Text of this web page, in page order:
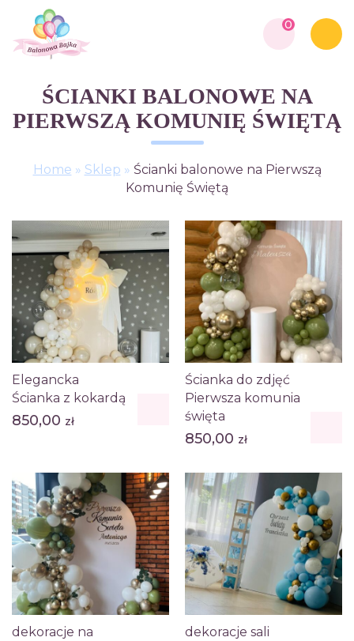
0
ŚCIANKI BALONOWE NA
PIERWSZĄ KOMUNIĘ ŚWIĘTĄ
Home » Sklep » Ścianki balonowe na Pierwszą
Komunię Świętą
Elegancka
Ścianka z kokardą
850,00 zł
Ścianka do zdjęć
Pierwsza komunia
święta
850,00 zł
dekoracje na
dekoracje sali